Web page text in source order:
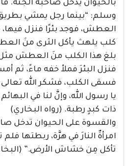
بالحيوان يدخل صاحبه الجنة.
وسلم: “بينما رجل يمشي
العطش، فوجد بئرًا فنزل فيها،
كلب يلهث يأكل الثرى منَ
بلغ هذا الكلب منَ العطش مثل
فنزل البئرَ فملأ خفه ماءً، ثم
فسقى الكلب، فشكر الله تعالى
يا رسول الله، وإنَّ لنا في
ذات كبدٍ رطبة. (رواه البخاري)
والقسوة على الحيوان تدخل
امرأةٌ النارَ في هرَّة، ربطتها
تأكل مِن خشاش الأرض.”